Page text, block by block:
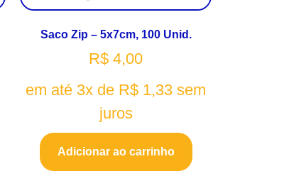
Saco Zip – 5x7cm, 100 Unid.
R$ 4,00
em até 3x de R$ 1,33 sem
juros
Adicionar ao carrinho